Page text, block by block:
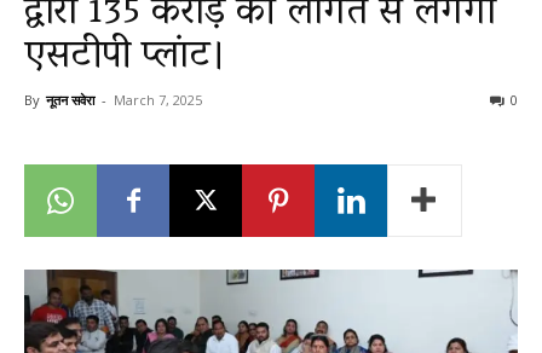
सवेरा
Breaking
द्वारा ₹135 करोड़ की लागत से लगेगा
एसटीपी प्लांट।
By नूतन सवेरा - March 7, 2025 0